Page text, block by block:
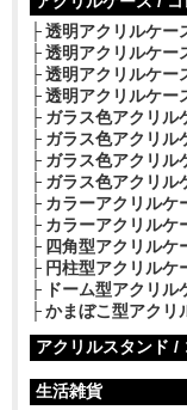
透明アクリルケー
透明アクリルケー
透明アクリルケー
透明アクリルケー
ガラス色アクリル
ガラス色アクリル
ガラス色アクリル
ガラス色アクリル
カラーアクリルケ
カラーアクリルケ
四角型アクリルケ
円柱型アクリルケ
ドーム型アクリル
かまぼこ型アクリ
アクリルスタンド /
生活雑貨